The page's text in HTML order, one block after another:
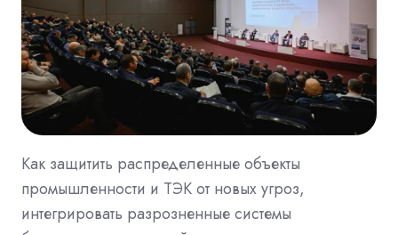
Как защитить распределенные объекты
промышленности и ТЭК от новых угроз,
интегрировать разрозненные системы